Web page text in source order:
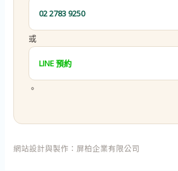
02 2783 9250
或
LINE 預約
。
網站設計與製作： 屏柏企業有限公司